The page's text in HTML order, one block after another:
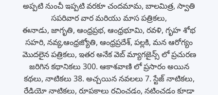
అప్పటి నుంచీ ఇప్పటి వరకూ చందమామ, బాలమిత్ర, స్వాతి
సపరివార వార మరియు మాస పత్రికలు,
ఈనాడు, జాగృతి, ఆంధ్రప్రభ, ఆంధ్రభూమి, రవళి, గృహ శోభ
సహరి, నవ్య,ఆంధ్రజ్యోతి, ఆంధ్రప్రదేశ్, పల్లకి, మన ఆరోగ్యం
మొదలైన పత్రికలు, ఇతర అనేక వెబ్ మ్యాగజైన్స్ లో ప్రచురణ
జరిగిన కథానికలు 300. ఆకాశవాణి లో ప్రసారం అయిన
కథలు, నాటికలు 38. అచ్చయిన నవలలు 7. స్టేజ్ నాటికలు,
రేడియో నాటికలు, రూపకాలు రచించడం, నటించడం కూడా